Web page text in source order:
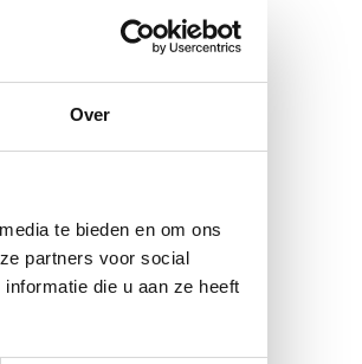
Over
te bieden en om ons
partners voor social
die u aan ze heeft